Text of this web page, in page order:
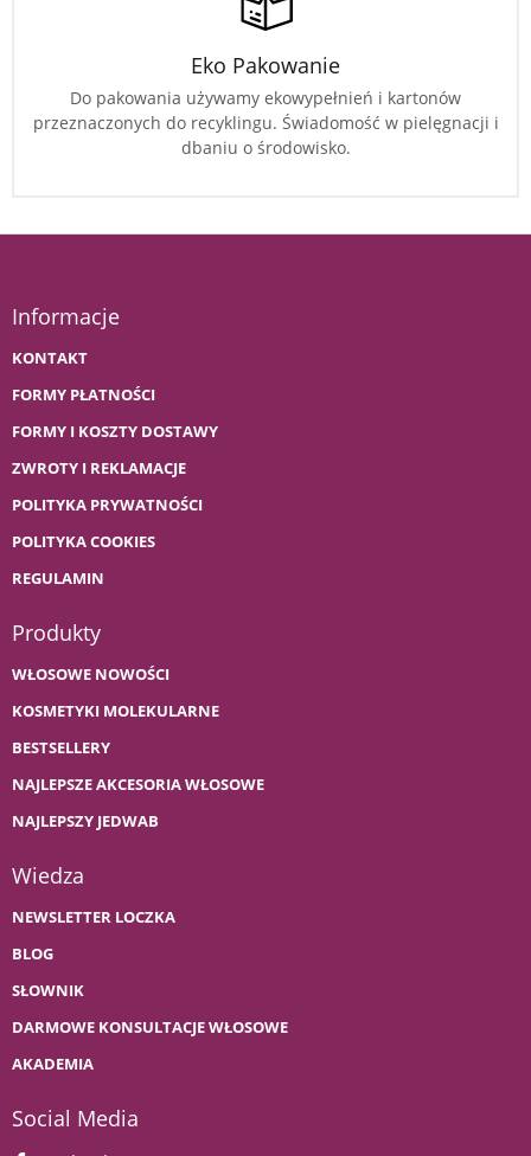
Eko Pakowanie
Do pakowania używamy ekowypełnień i kartonów
przeznaczonych do recyklingu. Świadomość w pielęgnacji i
dbaniu o środowisko.
Informacje
KONTAKT
FORMY PŁATNOŚCI
FORMY I KOSZTY DOSTAWY
ZWROTY I REKLAMACJE
POLITYKA PRYWATNOŚCI
POLITYKA COOKIES
REGULAMIN
Produkty
WŁOSOWE NOWOŚCI
KOSMETYKI MOLEKULARNE
BESTSELLERY
NAJLEPSZE AKCESORIA WŁOSOWE
NAJLEPSZY JEDWAB
Wiedza
NEWSLETTER LOCZKA
BLOG
SŁOWNIK
DARMOWE KONSULTACJE WŁOSOWE
AKADEMIA
Social Media